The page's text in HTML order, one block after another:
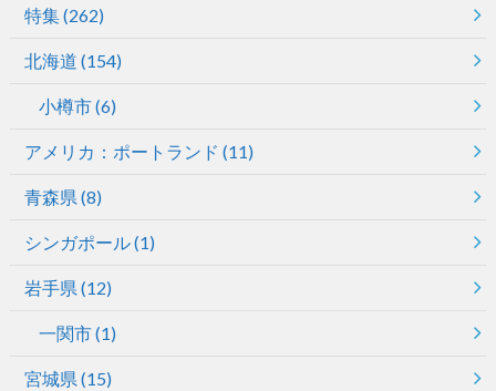
特集(262)
北海道 (154)
小樽市(6)
アメリカ：ポートランド (11)
青森県 (8)
シンガポール(1)
岩手県 (12)
一関市(1)
宮城県 (15)